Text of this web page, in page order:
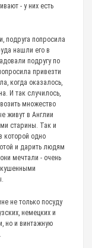
- у них есть
подруга попросила
нашли его в
подругу по
привезти
когда оказалось,
И так случилось,
множество
живут в Англии
старины. Так и
которой одно
и дарить людям
мечтали - очень
не только посуду
немецких и
но и винтажную